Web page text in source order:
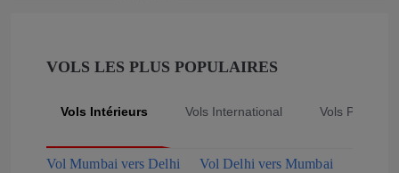
VOLS LES PLUS POPULAIRES
Vols Intérieurs Vols International Vols
Vol Mumbai vers Delhi Vol Delhi vers Mumbai